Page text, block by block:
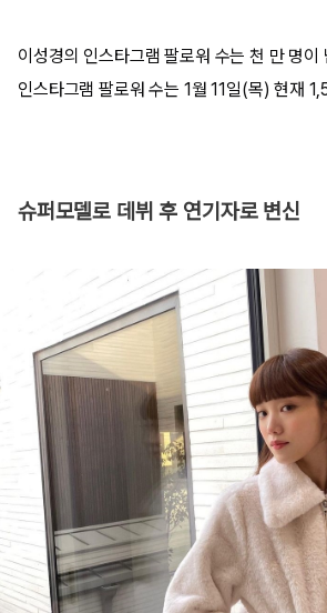
이성경의 인스타그램 팔로워 수는 천 만 명이
인스타그램 팔로워 수는 1월 11일(목) 현재
슈퍼모델로 데뷔 후 연기자로 변신